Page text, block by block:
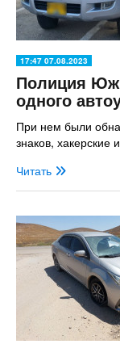
17:47 07.08.2023
Полиция
одного
При нем были
знаков, хакерские
Читать